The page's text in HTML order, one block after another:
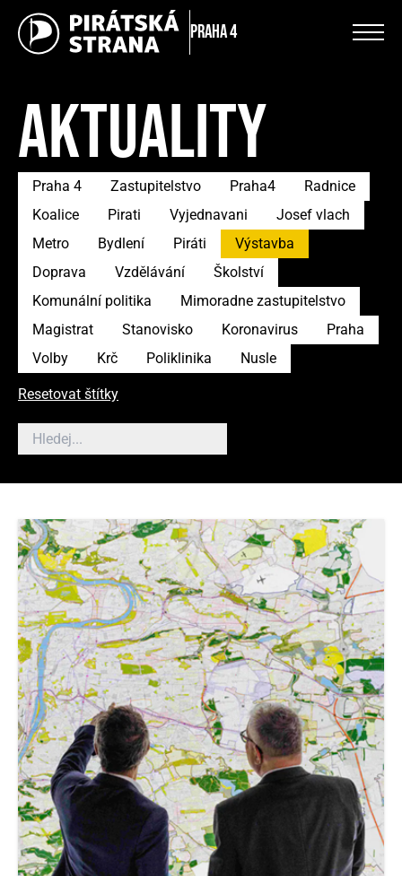
Praha 4
AKTUALITY
Praha 4 Zastupitelstvo Praha4
Radnice
Koalice
Pirati Vyjednavani
Josef vlach
Metro
Bydlení Piráti
Výstavba
Doprava
Vzdělávání
Školství
Komunální politika
Mimoradne zastupitelstvo
Magistrat
Stanovisko Koronavirus
Praha
Volby
Krč Poliklinika Nusle
Resetovat štítky